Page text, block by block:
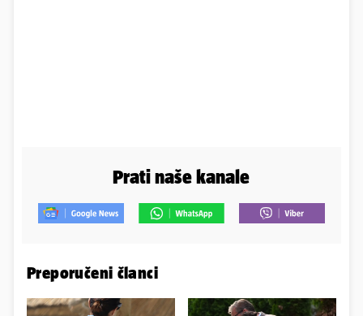
Prati naše kanale
Preporučeni članci